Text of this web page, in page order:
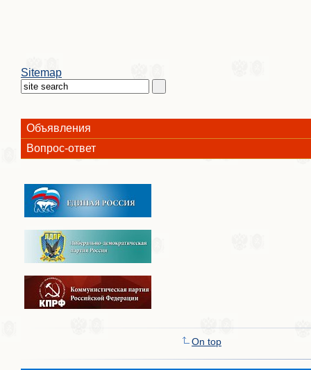
Sitemap
Объявления
Вопрос-ответ
On top